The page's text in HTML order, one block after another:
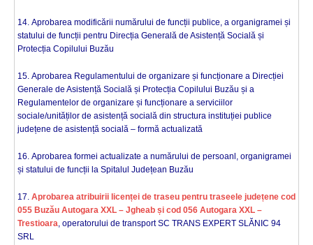
14. Aprobarea modificării numărului de funcții publice, a organigramei și
statului de funcții pentru Direcția Generală de Asistență Socială și
Protecția Copilului Buzău
15. Aprobarea Regulamentului de organizare și funcționare a Direcției
Generale de Asistență Socială și Protecția Copilului Buzău și a
Regulamentelor de organizare și funcționare a serviciilor
sociale/unităților de asistență socială din structura instituției publice
județene de asistență socială – formă actualizată
16. Aprobarea formei actualizate a numărului de persoanl, organigramei
și statului de funcții la Spitalul Județean Buzău
17. Aprobarea atribuirii licenței de traseu pentru traseele județene cod
055 Buzău Autogara XXL – Jgheab și cod 056 Autogara XXL –
Trestioara, operatorului de transport SC TRANS EXPERT SLĂNIC 94
SRL